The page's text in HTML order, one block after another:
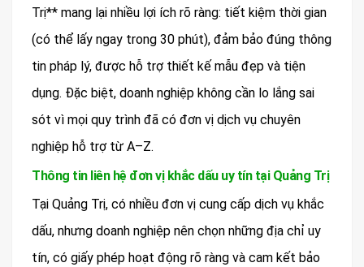
Trị** mang lại nhiều lợi ích rõ ràng: tiết kiệm thời gian
(có thể lấy ngay trong 30 phút), đảm bảo đúng thông
tin pháp lý, được hỗ trợ thiết kế mẫu đẹp và tiện
dụng. Đặc biệt, doanh nghiệp không cần lo lắng sai
sót vì mọi quy trình đã có đơn vị dịch vụ chuyên
nghiệp hỗ trợ từ A–Z.
Thông tin liên hệ đơn vị khắc dấu uy tín tại Quảng Trị
Tại Quảng Trị, có nhiều đơn vị cung cấp dịch vụ khắc
dấu, nhưng doanh nghiệp nên chọn những địa chỉ uy
tín, có giấy phép hoạt động rõ ràng và cam kết bảo